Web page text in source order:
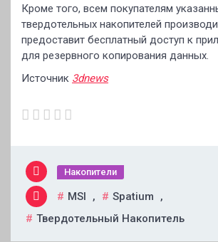
Кроме того, всем покупателям
твердотельных накопителей
предоставит бесплатный доступ к
для резервного копирования данных.
Источник 3dnews
Накопители
MSI , Spatium
,
Твердотельный Накопитель